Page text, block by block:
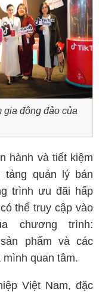
gia đông đảo của
hành và tiết kiệm
quản lý bán
trình ưu đãi hấp
thể truy cập vào
chương trình:
phẩm và các
quan tâm.
Việt Nam, đặc